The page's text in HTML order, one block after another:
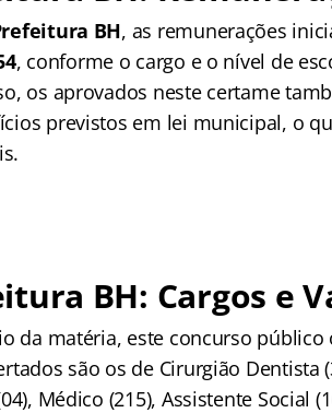
BH, as remunerações
, conforme o cargo e o nível de
os aprovados neste certame
previstos em lei municipal, o
BH: Cargos e
da matéria, este concurso
são os de Cirurgião Dentista
Médico (215), Assistente Social